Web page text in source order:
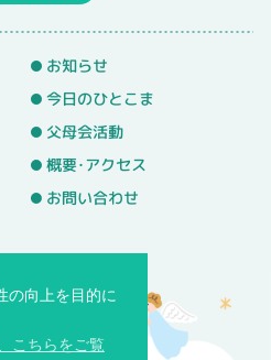
お知らせ
今日のひとこま
父母会活動
概要･アクセス
お問い合わせ
の向上を目的に
こちらをご覧